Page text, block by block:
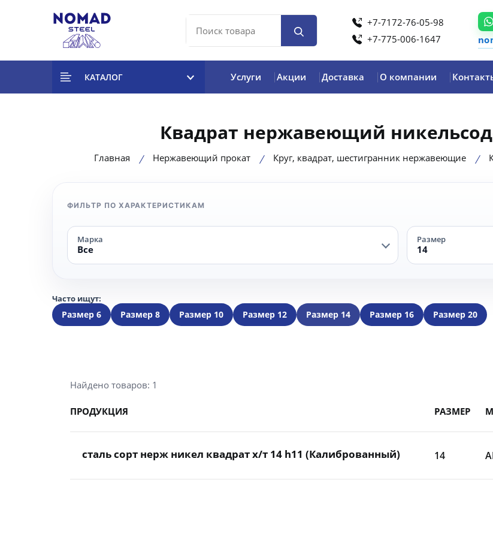
+7-7172-76-05-98
+7-775-006-1647
КАТАЛОГ Услуги Акции Доставка О компании
Квадрат нержавеющий
Главная Нержавеющий прокат Круг, квадрат, шестигранник нержавеющие
ФИЛЬТР ПО ХАРАКТЕРИСТИКАМ
Марка
Все
Размер
14
Часто ищут:
Размер 6
Размер 8 Размер 10 Размер 12 Размер 14 Размер 16 Размер 20
Найдено товаров: 1
ПРОДУКЦИЯ РАЗМЕР
сталь сорт нерж никел квадрат х/т 14 h11 (Калиброванный) 14